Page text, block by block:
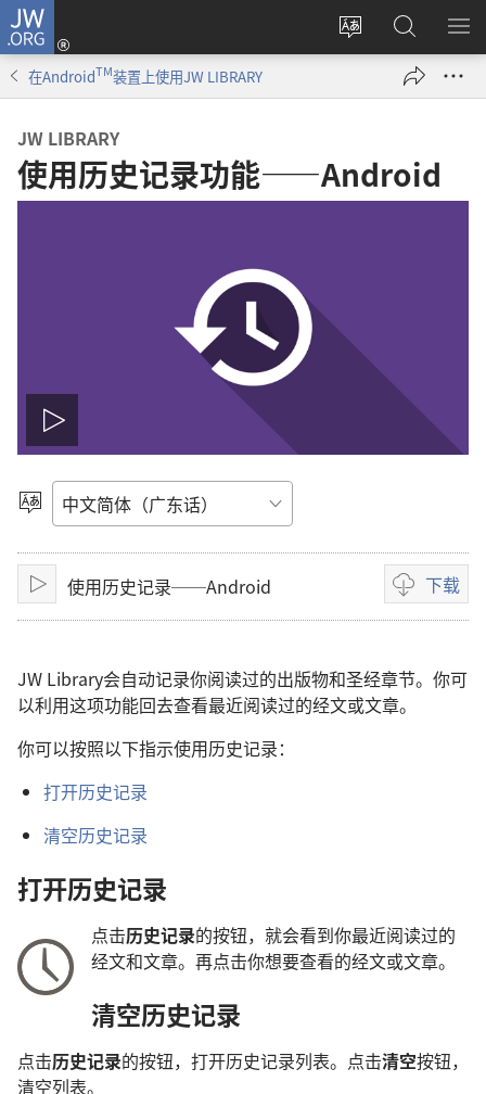
JW.ORG
更
言
登
录
（打
口）
搜
索
JW.ORG
显
在AndroidTM装置上使用JW LIBRARY
JW LIBRARY
使用历史记录功能——Android
播
放
影
片
选
语
言
播
放
使用历史记录──Android 下载
录
像
载
选
JW Library会自动记录你阅读过的出版物和圣经章节。你可
以利用这项功能回去查看最近阅读过的经文或文章。
你可以按照以下指示使用历史记录：
打开历史记录
清空历史记录
打开历史记录
点击历史记录的按钮，就会看到你最近阅读过的
经文和文章。再点击你想要查看的经文或文章。
清空历史记录
点击历史记录的按钮，打开历史记录列表。点击清空按钮，
清空列表。